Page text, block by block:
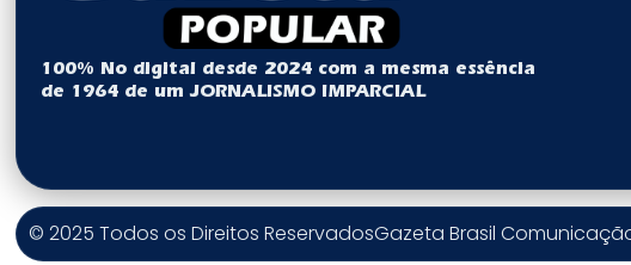
100% No digital desde 2024 com a mesma essência
de 1964 de um JORNALISMO IMPARCIAL
© 2025 Todos os Direitos ReservadosGazeta Brasil